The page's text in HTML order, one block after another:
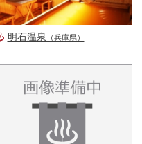
明石温泉 （兵庫県）